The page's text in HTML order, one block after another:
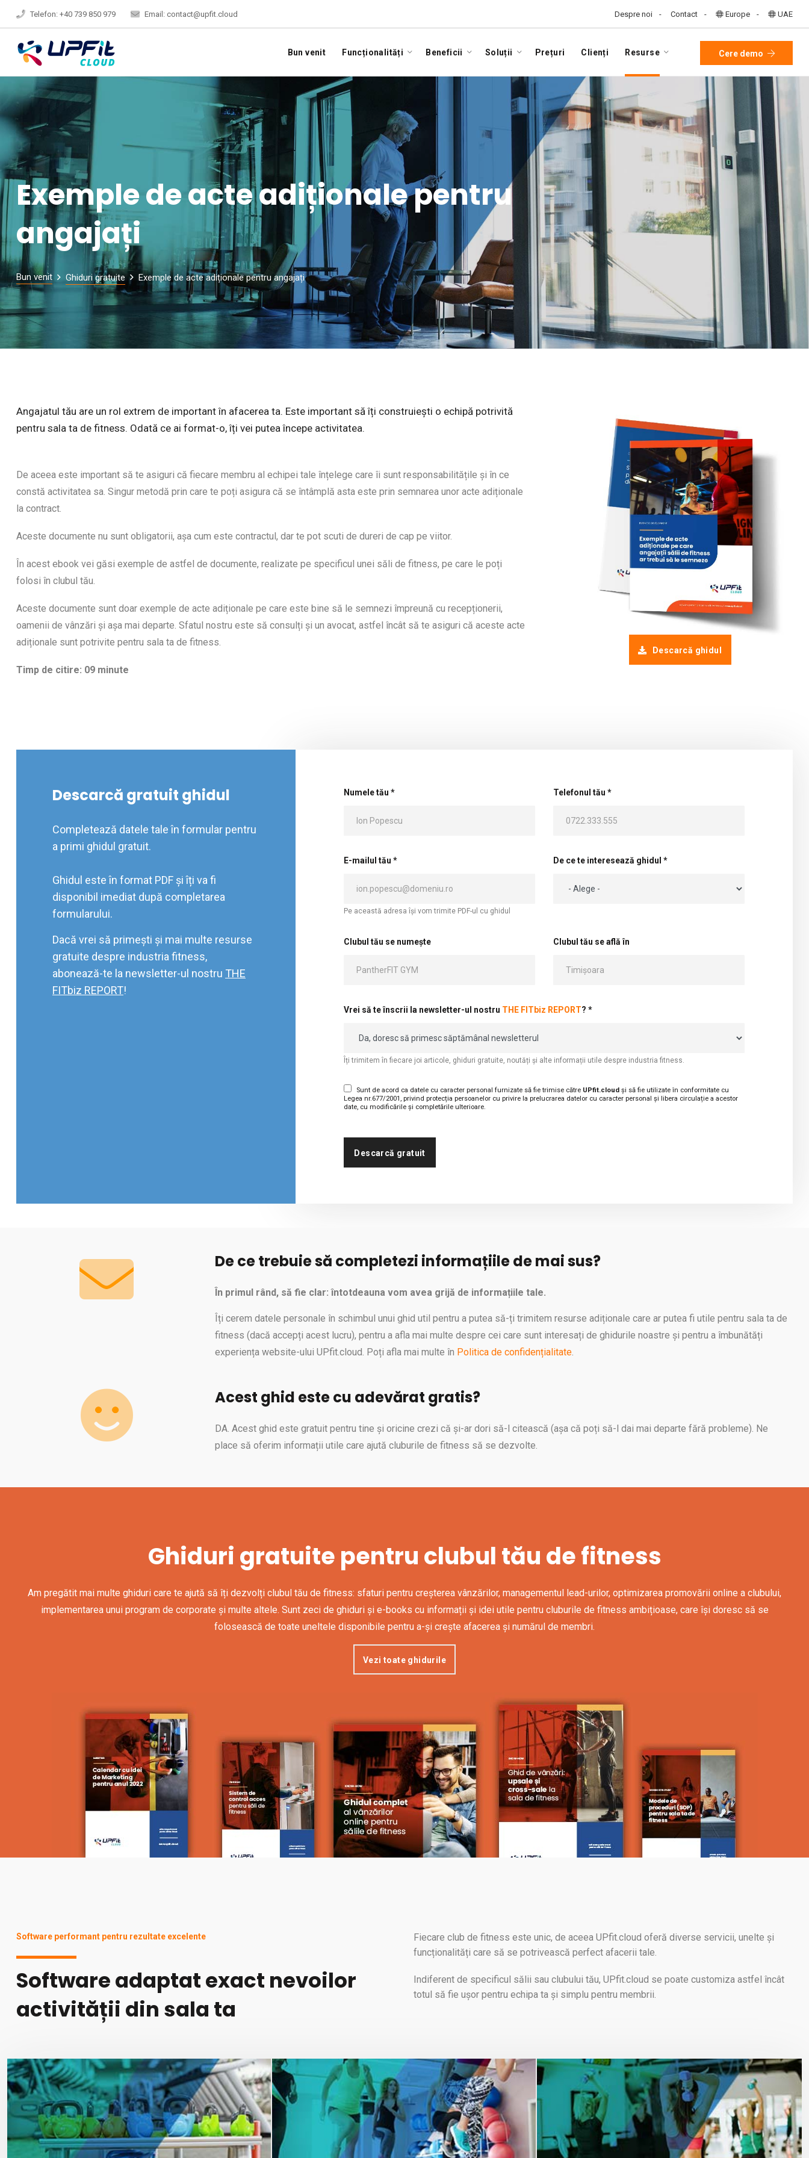
Telefon: +40 739 850 979 Email: contact@upfit.cloud Despre noi Contact Europe UAE
Bun venit Funcționalități Beneficii Soluții Prețuri Clienți Resurse Cere demo
Exemple de acte adiționale pentru
angajați
Bun venit Ghiduri gratuite Exemple de acte adiționale pentru angajați
Angajatul tău are un rol extrem de important în afacerea ta. Este important să îți construiești o echipă potrivită
pentru sala ta de fitness. Odată ce ai format-o, îți vei putea începe activitatea.
De aceea este important să te asiguri că fiecare membru al echipei tale înțelege care îi sunt responsabilitățile și în ce
constă activitatea sa. Singur metodă prin care te poți asigura că se întâmplă asta este prin semnarea unor acte adiționale
la contract.
Aceste documente nu sunt obligatorii, așa cum este contractul, dar te pot scuti de dureri de cap pe viitor.
În acest ebook vei găsi exemple de astfel de documente, realizate pe specificul unei săli de fitness, pe care le poți
folosi în clubul tău.
Aceste documente sunt doar exemple de acte adiționale pe care este bine să le semnezi împreună cu recepționerii,
oamenii de vânzări și așa mai departe. Sfatul nostru este să consulți și un avocat, astfel încât să te asiguri că aceste acte
adiționale sunt potrivite pentru sala ta de fitness.
Timp de citire: 09 minute
Descarcă ghidul
Descarcă gratuit ghidul
Completează datele tale în formular pentru
a primi ghidul gratuit.
Ghidul este în format PDF și îți va fi
disponibil imediat după completarea
formularului.
Dacă vrei să primești și mai multe resurse
gratuite despre industria fitness,
abonează-te la newsletter-ul nostru THE
FITbiz REPORT!
Numele tău * Telefonul tău *
E-mailul tău *
Pe această adresa își vom trimite PDF-ul cu ghidul
De ce te interesează ghidul *
Clubul tău se numește Clubul tău se află în
Vrei să te înscrii la newsletter-ul nostru THE FITbiz REPORT? *
Îți trimitem în fiecare joi articole, ghiduri gratuite, noutăți și alte informații utile despre industria fitness.
Sunt de acord ca datele cu caracter personal furnizate să fie trimise către UPfit.cloud și să fie utilizate în conformitate cu
Legea nr.677/2001, privind protecția persoanelor cu privire la prelucrarea datelor cu caracter personal și libera circulație a acestor
date, cu modificările și completările ulterioare.
Descarcă gratuit
De ce trebuie să completezi informațiile de mai sus?
În primul rând, să fie clar: întotdeauna vom avea grijă de informațiile tale.
Îți cerem datele personale în schimbul unui ghid util pentru a putea să-ți trimitem resurse adiționale care ar putea fi utile pentru sala ta de
fitness (dacă accepți acest lucru), pentru a afla mai multe despre cei care sunt interesați de ghidurile noastre și pentru a îmbunătăți
experiența website-ului UPfit.cloud. Poți afla mai multe în Politica de confidențialitate.
Acest ghid este cu adevărat gratis?
DA. Acest ghid este gratuit pentru tine și oricine crezi că și-ar dori să-l citească (așa că poți să-l dai mai departe fără probleme). Ne
place să oferim informații utile care ajută cluburile de fitness să se dezvolte.
Ghiduri gratuite pentru clubul tău de fitness
Am pregătit mai multe ghiduri care te ajută să îți dezvolți clubul tău de fitness: sfaturi pentru creșterea vânzărilor, managementul lead-urilor, optimizarea promovării online a clubului,
implementarea unui program de corporate și multe altele. Sunt zeci de ghiduri și e-books cu informații și idei utile pentru cluburile de fitness ambițioase, care își doresc să se
folosească de toate uneltele disponibile pentru a-și crește afacerea și numărul de membri.
Vezi toate ghidurile
Software performant pentru rezultate excelente
Software adaptat exact nevoilor
activității din sala ta
Fiecare club de fitness este unic, de aceea UPfit.cloud oferă diverse servicii, unelte și
funcționalități care să se potrivească perfect afacerii tale.
Indiferent de specificul sălii sau clubului tău, UPfit.cloud se poate customiza astfel încât
totul să fie ușor pentru echipa ta și simplu pentru membrii.